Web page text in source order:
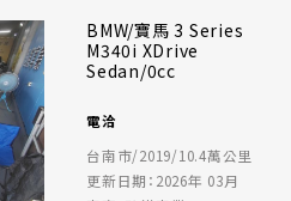
BMW/寶馬 3 Series
M340i XDrive
Sedan/0cc
電洽
台南市/2019/10.4萬公里
更新日期：2026年 03月